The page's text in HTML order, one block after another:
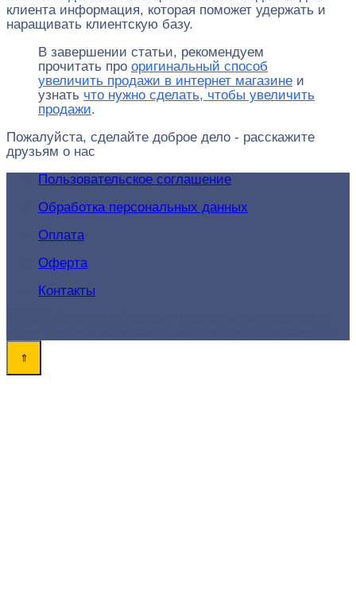
клиента информация, которая поможет удержать и
наращивать клиентскую базу.
В завершении статьи, рекомендуем
прочитать про оригинальный способ
увеличить продажи в интернет магазине и
узнать что нужно сделать, чтобы увеличить
продажи.
Пожалуйста, сделайте доброе дело - расскажите
друзьям о нас
Пользовательское соглашение
Обработка персональных данных
Оплата
Оферта
Контакты